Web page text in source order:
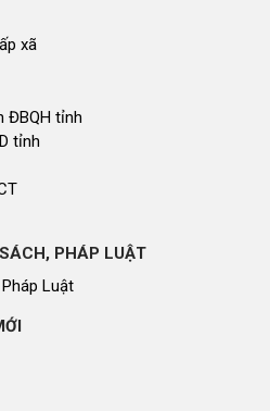
xã
ĐBQH tỉnh
tỉnh
PHÁP LUẬT
Luật